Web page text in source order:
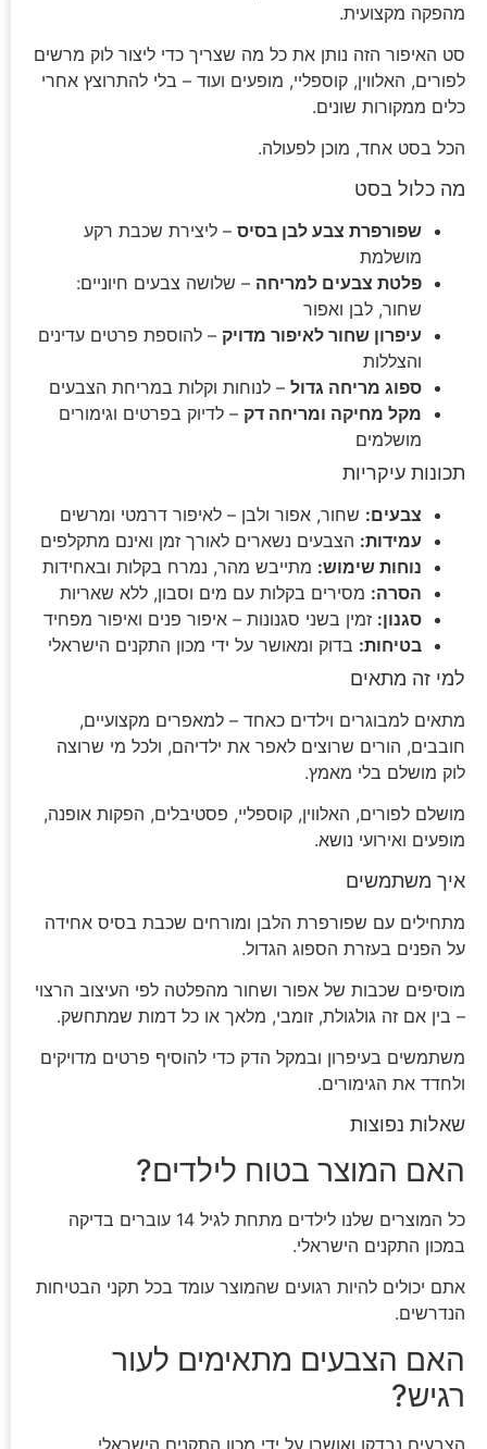
מהפקה מקצועית.
סט האיפור הזה נותן את כל מה שצריך כדי ליצור לוק מרשים
לפורים, האלווין, קוספליי, מופעים ועוד – בלי להתרוצץ אחרי
כלים ממקורות שונים.
הכל בסט אחד, מוכן לפעולה.
מה כלול בסט
שפורפרת צבע לבן בסיס – ליצירת שכבת רקע
מושלמת
פלטת צבעים למריחה – שלושה צבעים חיוניים:
שחור, לבן ואפור
עיפרון שחור לאיפור מדויק – להוספת פרטים עדינים
והצללות
ספוג מריחה גדול – לנוחות וקלות במריחת הצבעים
מקל מחיקה ומריחה דק – לדיוק בפרטים וגימורים
מושלמים
תכונות עיקריות
צבעים: שחור, אפור ולבן – לאיפור דרמטי ומרשים
עמידות: הצבעים נשארים לאורך זמן ואינם מתקלפים
נוחות שימוש: מתייבש מהר, נמרח בקלות ובאחידות
הסרה: מסירים בקלות עם מים וסבון, ללא שאריות
סגנון: זמין בשני סגנונות – איפור פנים ואיפור מפחיד
בטיחות: בדוק ומאושר על ידי מכון התקנים הישראלי
למי זה מתאים
מתאים למבוגרים וילדים כאחד – למאפרים מקצועיים,
חובבים, הורים שרוצים לאפר את ילדיהם, ולכל מי שרוצה
לוק מושלם בלי מאמץ.
מושלם לפורים, האלווין, קוספליי, פסטיבלים, הפקות אופנה,
מופעים ואירועי נושא.
איך משתמשים
מתחילים עם שפורפרת הלבן ומורחים שכבת בסיס אחידה
על הפנים בעזרת הספוג הגדול.
מוסיפים שכבות של אפור ושחור מהפלטה לפי העיצוב הרצוי
– בין אם זה גולגולת, זומבי, מלאך או כל דמות שמתחשק.
משתמשים בעיפרון ובמקל הדק כדי להוסיף פרטים מדויקים
ולחדד את הגימורים.
שאלות נפוצות
האם המוצר בטוח לילדים?
כל המוצרים שלנו לילדים מתחת לגיל 14 עוברים בדיקה
במכון התקנים הישראלי.
אתם יכולים להיות רגועים שהמוצר עומד בכל תקני הבטיחות
הנדרשים.
האם הצבעים מתאימים לעור
רגיש?
הצבעים נבדקו ואושרו על ידי מכון התקנים הישראלי